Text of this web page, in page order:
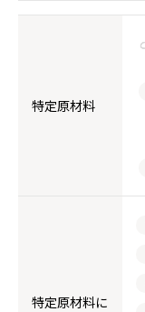
特定原材料
特定原材料に